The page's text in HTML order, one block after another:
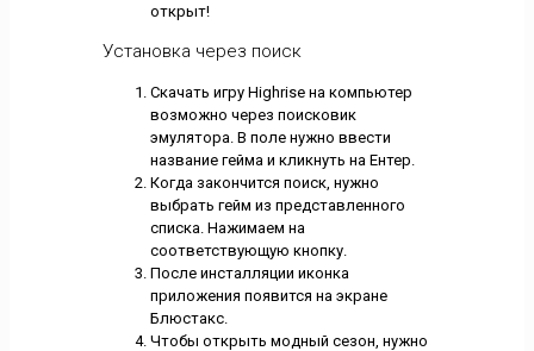
открыт!
Установка через поиск
Скачать игру Highrise на компьютер
возможно через поисковик
эмулятора. В поле нужно ввести
название гейма и кликнуть на Ентер.
Когда закончится поиск, нужно
выбрать гейм из представленного
списка. Нажимаем на
соответствующую кнопку.
После инсталляции иконка
приложения появится на экране
Блюстакс.
Чтобы открыть модный сезон, нужно